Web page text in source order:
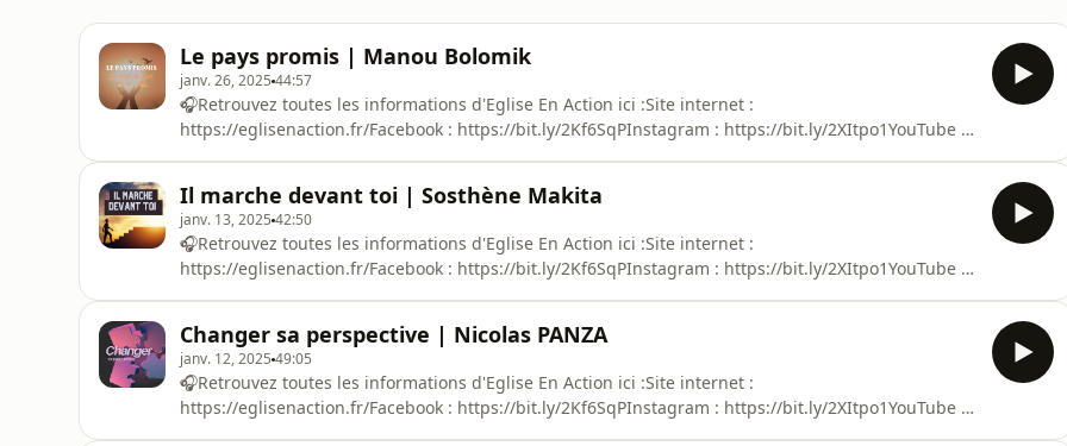
Le pays promis | Manou Bolomik
janv. 26, 2025 44:57
🎧Retrouvez toutes les informations d'Eglise En Action ici :Site internet :
https://eglisenaction.fr/Facebook : https://bit.ly/2Kf6SqPInstagram : https://bit.ly/2XItpo1YouTube :
Il marche devant toi | Sosthène Makita
janv. 13, 2025 42:50
🎧Retrouvez toutes les informations d'Eglise En Action ici :Site internet :
https://eglisenaction.fr/Facebook : https://bit.ly/2Kf6SqPInstagram : https://bit.ly/2XItpo1YouTube :
Changer sa perspective | Nicolas PANZA
janv. 12, 2025 49:05
🎧Retrouvez toutes les informations d'Eglise En Action ici :Site internet :
https://eglisenaction.fr/Facebook : https://bit.ly/2Kf6SqPInstagram : https://bit.ly/2XItpo1YouTube :